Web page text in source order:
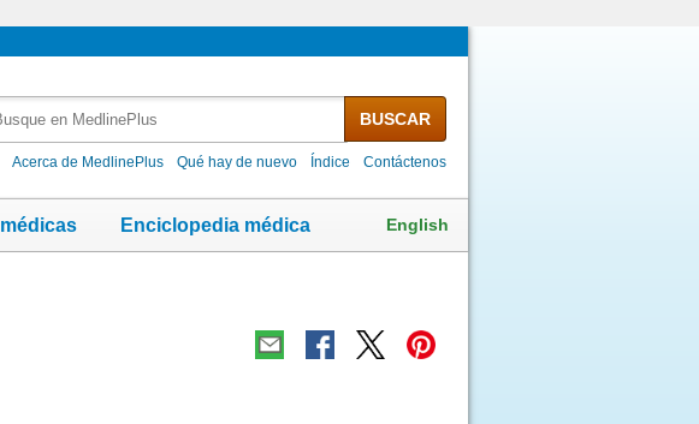
BUSCAR
Acerca de MedlinePlus Qué hay de nuevo Índice Contáctenos
Enciclopedia médica English